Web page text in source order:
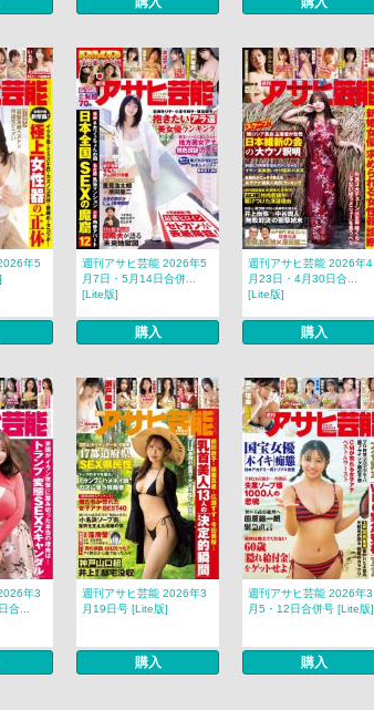
年5
週刊アサヒ芸能 2026年5
月7日・5月14日合併...
[Lite版]
購入
週刊アサヒ芸能 2026年4
月23日・4月30日合...
[Lite版]
購入
年3
合...
週刊アサヒ芸能 2026年3
月19日号 [Lite版]
購入
週刊アサヒ芸能 2026年3
月5・12日合併号 [Lite版]
購入